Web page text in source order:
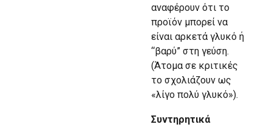
αναφέρουν ότι το
προϊόν μπορεί να
είναι αρκετά γλυκό ή
“βαρύ” στη γεύση.
(Άτομα σε κριτικές
το σχολιάζουν ως
«λίγο πολύ γλυκό»).
Συντηρητικά